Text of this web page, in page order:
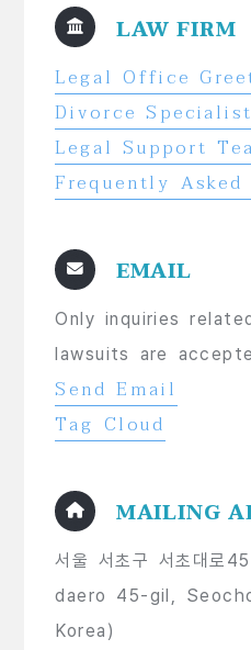
LAW FIRM
Legal Office
Divorce
Legal Support
Frequently Asked
EMAIL
Only inquiries
lawsuits are
Send Email
Tag Cloud
MAILING
서울 서초구 서초대
daero 45-gil,
Korea)